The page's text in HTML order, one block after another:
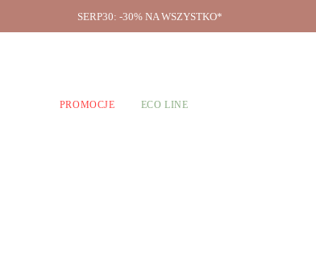
SERP30: -30% NA WSZYSTKO*
PROMOCJE ECO LINE